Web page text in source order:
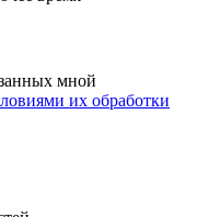
мной
их обработки